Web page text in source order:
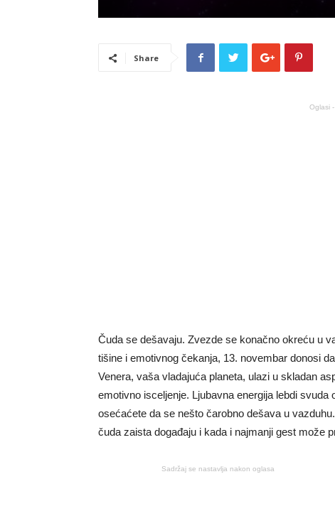
Share
Oglasi
Čuda se dešavaju. Zvezde se konačno okreću u
tišine i emotivnog čekanja, 13. novembar donosi
Venera, vaša vladajuća planeta, ulazi u skladan
emotivno isceljenje. Ljubavna energija lebdi
osećaćete da se nešto čarobno dešava u
čuda zaista događaju i kada i najmanji gest može
Sadržaj se nastavlja nakon oglasa